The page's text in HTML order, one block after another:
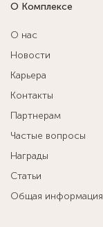
О Комплексе
О нас
Новости
Карьера
Контакты
Партнерам
Частые вопросы
Награды
Статьи
Общая информация